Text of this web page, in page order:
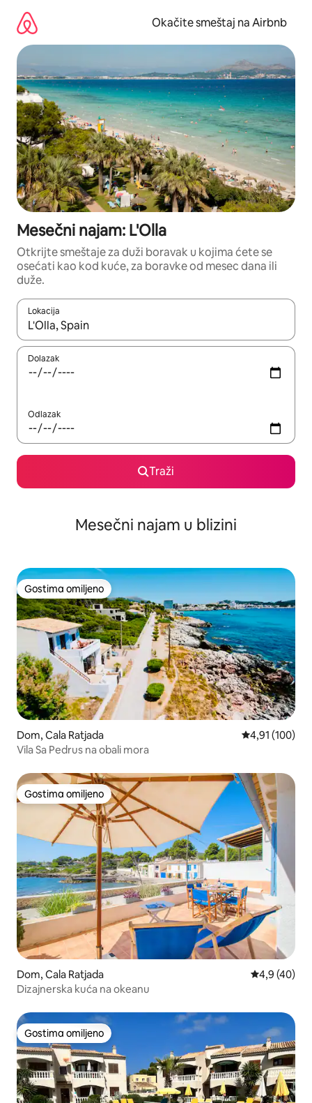
sadržaj
Okačite smeštaj na Airbnb
Mesečni najam: L'Olla
Otkrijte smeštaje za duži boravak u kojima ćete se
osećati kao kod kuće, za boravke od mesec dana ili
duže.
Lokacija
Kad su rezultati dostupni, možete da se krećete kroz njih
Dolazak
Odlazak
Traži
Mesečni najam u blizini
Gostima omiljeno
Gostima omiljeno
Dom, Cala Ratjada Prosečna
4,91 (100)
Vila Sa Pedrus na obali mora
Gostima omiljeno
Gostima omiljeno
Dom, Cala Ratjada Prosečna
4,9 (40)
Dizajnerska kuća na okeanu
Gostima omiljeno
Gostima omiljeno